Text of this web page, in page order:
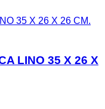
LINO 35 X 26 X